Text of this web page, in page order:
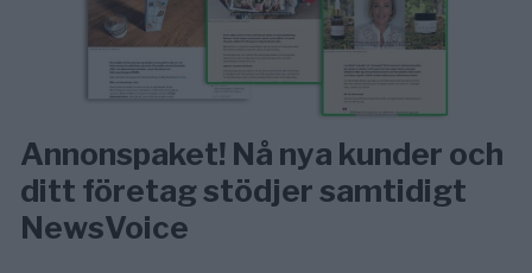
Annonspaket! Nå nya kunder och
ditt företag stödjer samtidigt
NewsVoice